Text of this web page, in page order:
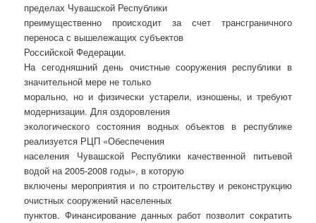
пределах Чувашской Республики
преимущественно происходит за счет трансграничного
переноса с вышележащих субъектов
Российской Федерации.
На сегодняшний день очистные сооружения республики в
значительной мере не только
морально, но и физически устарели, изношены, и требуют
модернизации. Для оздоровления
экологического состояния водных объектов в республике
реализуется РЦП «Обеспечения
населения Чувашской Республики качественной питьевой
водой на 2005-2008 годы», в которую
включены мероприятия и по строительству и реконструкцию
очистных сооружений населенных
пунктов. Финансирование данных работ позволит сократить